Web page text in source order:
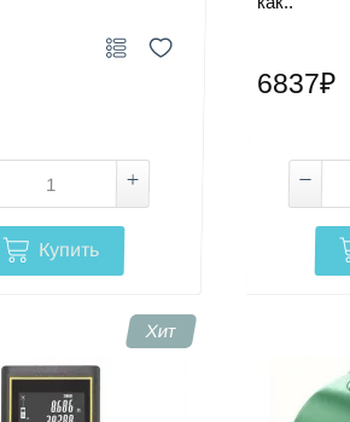
Купить
6837₽
Хит